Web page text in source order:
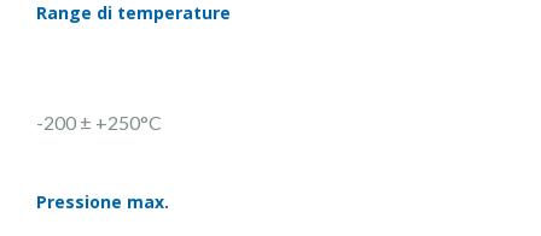
Range di temperature
-200 ± +250°C
Pressione max.